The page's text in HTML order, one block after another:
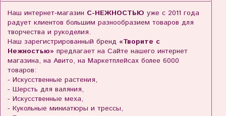
Наш интернет-магазин С-НЕЖНОСТЬЮ уже с 2011 года
радует клиентов большим разнообразием товаров для
творчества и рукоделия.
Наш зарегистрированный бренд «Творите с
Нежностью» предлагает на Сайте нашего интернет
магазина, на Авито, на Маркетплейсах более 6000
товаров:
- Искусственные растения,
- Шерсть для валяния,
- Искусственные меха,
- Кукольные миниатюры и трессы,